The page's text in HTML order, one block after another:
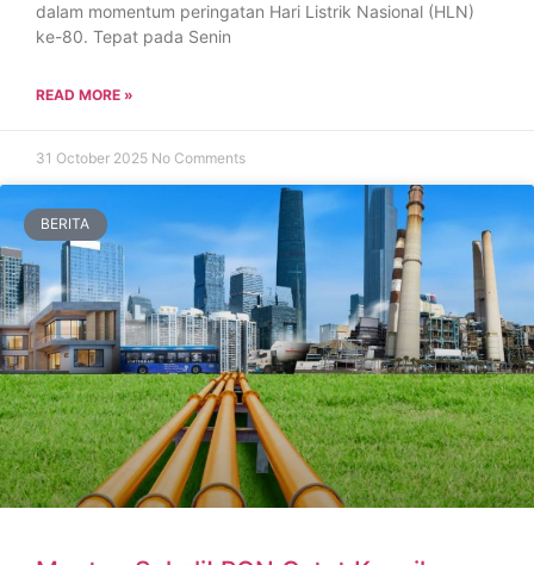
dalam momentum peringatan Hari Listrik Nasional (HLN)
ke-80. Tepat pada Senin
READ MORE »
31 October 2025 No Comments
BERITA